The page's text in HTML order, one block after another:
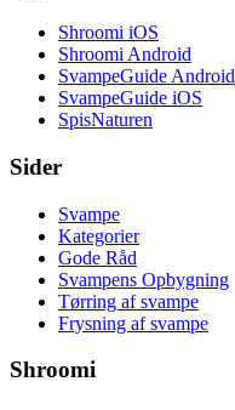
Shroomi iOS
Shroomi Android
SvampeGuide Android
SvampeGuide iOS
SpisNaturen
Sider
Svampe
Kategorier
Gode Råd
Svampens Opbygning
Tørring af svampe
Frysning af svampe
Shroomi